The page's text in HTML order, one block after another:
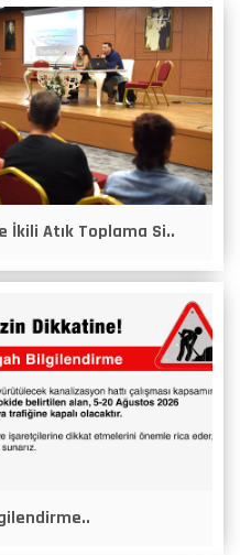
İkili Atık Toplama Si..